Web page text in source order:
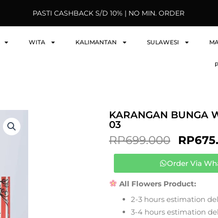
PASTI CASHBACK S/D 10% | NO MIN. ORDER
WITA KALIMANTAN SULAWESI
KARANGAN BUNGA
03
RP699.000
PRICE
WAS:
RP
Order Via
All Flowers Product:
2-3 hours estimation
3-4 hours estimation